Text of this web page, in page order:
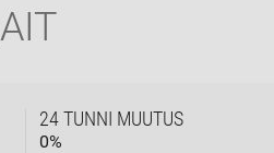
24 TUNNI MUUTUS
0%